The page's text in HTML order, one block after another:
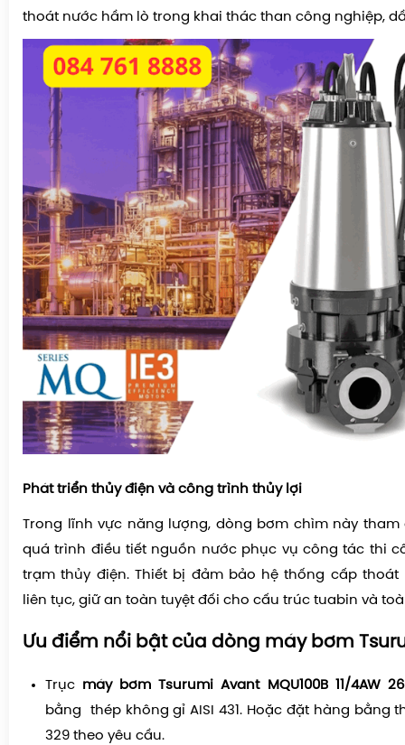
thoát nước hầm lò trong khai thác than công nghiệp,
Phát triển thủy điện và công trình thủy lợi
Trong lĩnh vực năng lượng, dòng bơm chìm này tham
quá trình điều tiết nguồn nước phục vụ công tác thi
trạm thủy điện. Thiết bị đảm bảo hệ thống cấp
liên tục, giữ an toàn tuyệt đối cho cấu trúc tuabin và
Ưu điểm nổi bật của dòng máy bơm
Trục máy bơm Tsurumi Avant MQU100B 11/4AW
bằng thép không gỉ AISI 431. Hoặc đặt hàng bằng
329 theo yêu cầu.